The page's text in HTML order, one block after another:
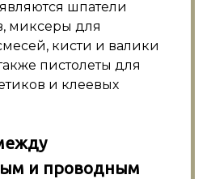
шпатели
миксеры для
кисти и валики
пистолеты для
и клеевых
и проводным